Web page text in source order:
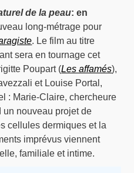
de la peau: en
long-métrage pour
. Le film au titre
sera en tournage cet
Poupart (Les affamés),
et Louise Portal,
: Marie-Claire, chercheure
un nouveau projet de
cellules dermiques et la
imprévus viennent
familiale et intime.